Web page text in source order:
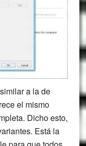
a la de
el mismo
Dicho esto,
Está la